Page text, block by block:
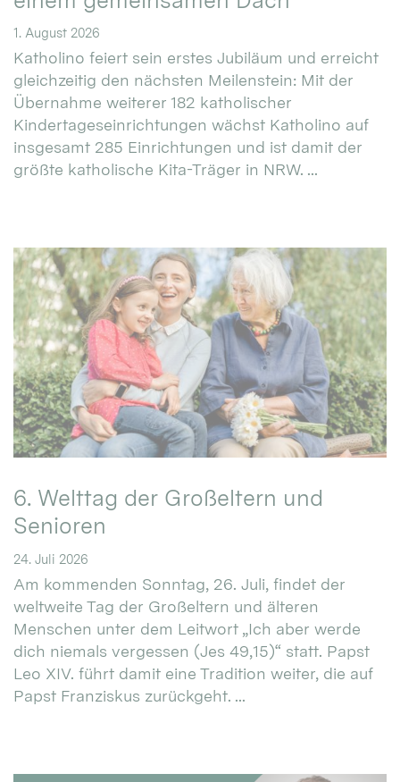
1. August 2026
Katholino feiert sein erstes Jubiläum und erreicht
gleichzeitig den nächsten Meilenstein: Mit der
Übernahme weiterer 182 katholischer
Kindertageseinrichtungen wächst Katholino auf
insgesamt 285 Einrichtungen und ist damit der
größte katholische Kita-Träger in NRW. ...
6. Welttag der Großeltern und
Senioren
24. Juli 2026
Am kommenden Sonntag, 26. Juli, findet der
weltweite Tag der Großeltern und älteren
Menschen unter dem Leitwort „Ich aber werde
dich niemals vergessen (Jes 49,15)“ statt. Papst
Leo XIV. führt damit eine Tradition weiter, die auf
Papst Franziskus zurückgeht. ...